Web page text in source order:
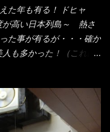
ないな） すると茹で方
ッサンを向こうへやっ
け入れて出して来まし
2021年後半1回目のサ
、大しか食べていない
か？ この得サイズの木
の木桶サイズに、満々
た年も有る！ ドヒャ
が高い日本列島～ 熱さ
た事が有るが・・・確か
も多かった！（これは
っている方への＜ご挨
大分廃れてしまってい
った事は無い！（キッ